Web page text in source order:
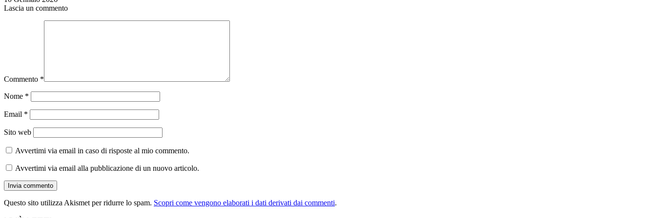
Lascia un commento
Commento *
Nome *
Email *
Sito web
Avvertimi via email in caso di risposte al mio commento.
Avvertimi via email alla pubblicazione di un nuovo articolo.
Questo sito utilizza Akismet per ridurre lo spam. Scopri come vengono elaborati i dati derivati dai commenti.